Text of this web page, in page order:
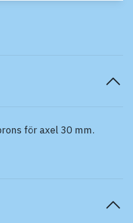
för axel 30 mm.